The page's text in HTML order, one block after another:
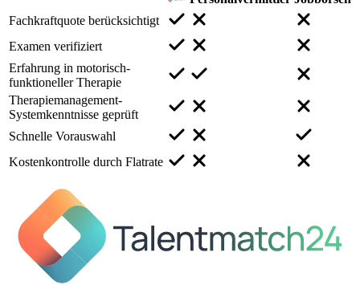
Fachkraftquote berücksichtigt
Examen verifiziert
Erfahrung in motorisch-
funktioneller Therapie
Therapiemanagement-
Systemkenntnisse geprüft
Schnelle Vorauswahl
Kostenkontrolle durch Flatrate